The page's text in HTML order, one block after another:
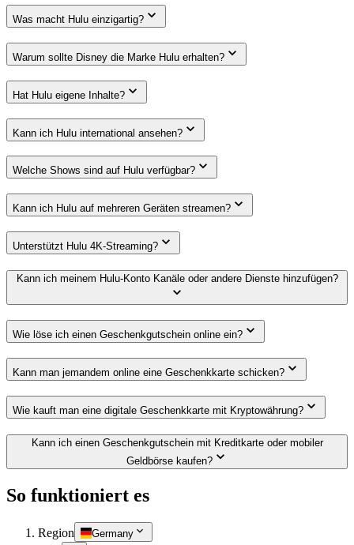
Was macht Hulu einzigartig?
Warum sollte Disney die Marke Hulu erhalten?
Hat Hulu eigene Inhalte?
Kann ich Hulu international ansehen?
Welche Shows sind auf Hulu verfügbar?
Kann ich Hulu auf mehreren Geräten streamen?
Unterstützt Hulu 4K-Streaming?
Kann ich meinem Hulu-Konto Kanäle oder andere Dienste hinzufügen?
Wie löse ich einen Geschenkgutschein online ein?
Kann man jemandem online eine Geschenkkarte schicken?
Wie kauft man eine digitale Geschenkkarte mit Kryptowährung?
Kann ich einen Geschenkgutschein mit Kreditkarte oder mobiler
Geldbörse kaufen?
So funktioniert es
Region Germany